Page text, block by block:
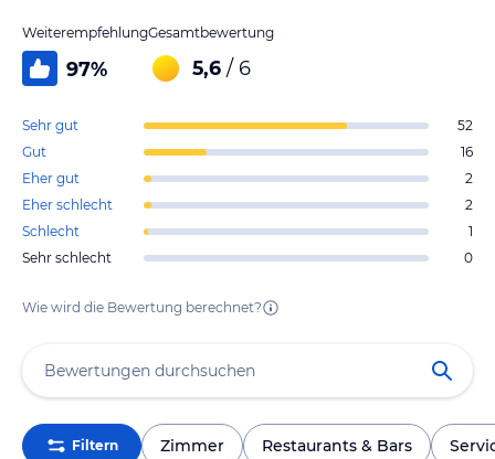
Weiterempfehlung
97%
Gesamtbewertung
5,6 / 6
Sehr gut
52
Gut
16
Eher gut
2
Eher schlecht
2
Schlecht
1
Sehr schlecht
0
Wie wird die Bewertung berechnet?
Filtern Zimmer Restaurants & Bars